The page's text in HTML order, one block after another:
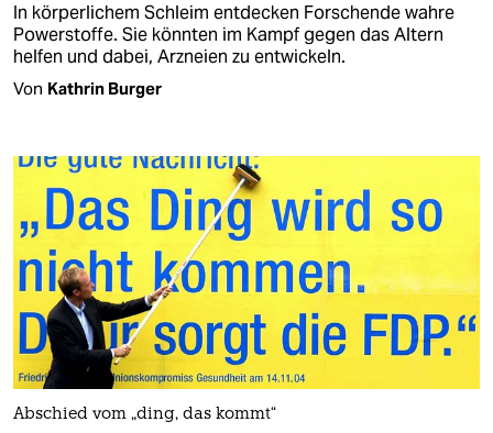
In körperlichem Schleim entdecken Forschende wahre
Powerstoffe. Sie könnten im Kampf gegen das Altern
helfen und dabei, Arzneien zu entwickeln.
Von Kathrin Burger
Abschied vom „ding, das kommt“